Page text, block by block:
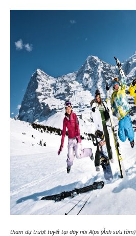
tham dự trượt tuyết tại dãy núi Alps (Ảnh sưu tầm)